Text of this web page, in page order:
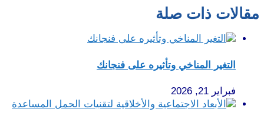
مقالات ذات صلة
التغير المناخي وتأثيره على فنجانك
فبراير 21, 2026